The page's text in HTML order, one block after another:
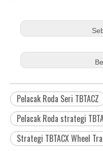
Pelacak Roda Seri TBTACZ
Pelacak Roda strategi
Strategi TBTACX Wheel